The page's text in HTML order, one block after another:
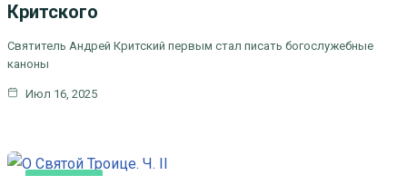
Критского
Святитель Андрей Критский первым стал писать богослужебные
каноны
Июл 16, 2025